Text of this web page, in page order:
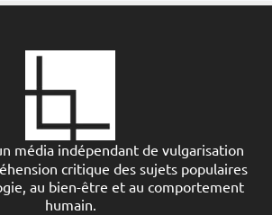
média indépendant de vulgarisation
critique des sujets populaires
au bien-être et au comportement
humain.